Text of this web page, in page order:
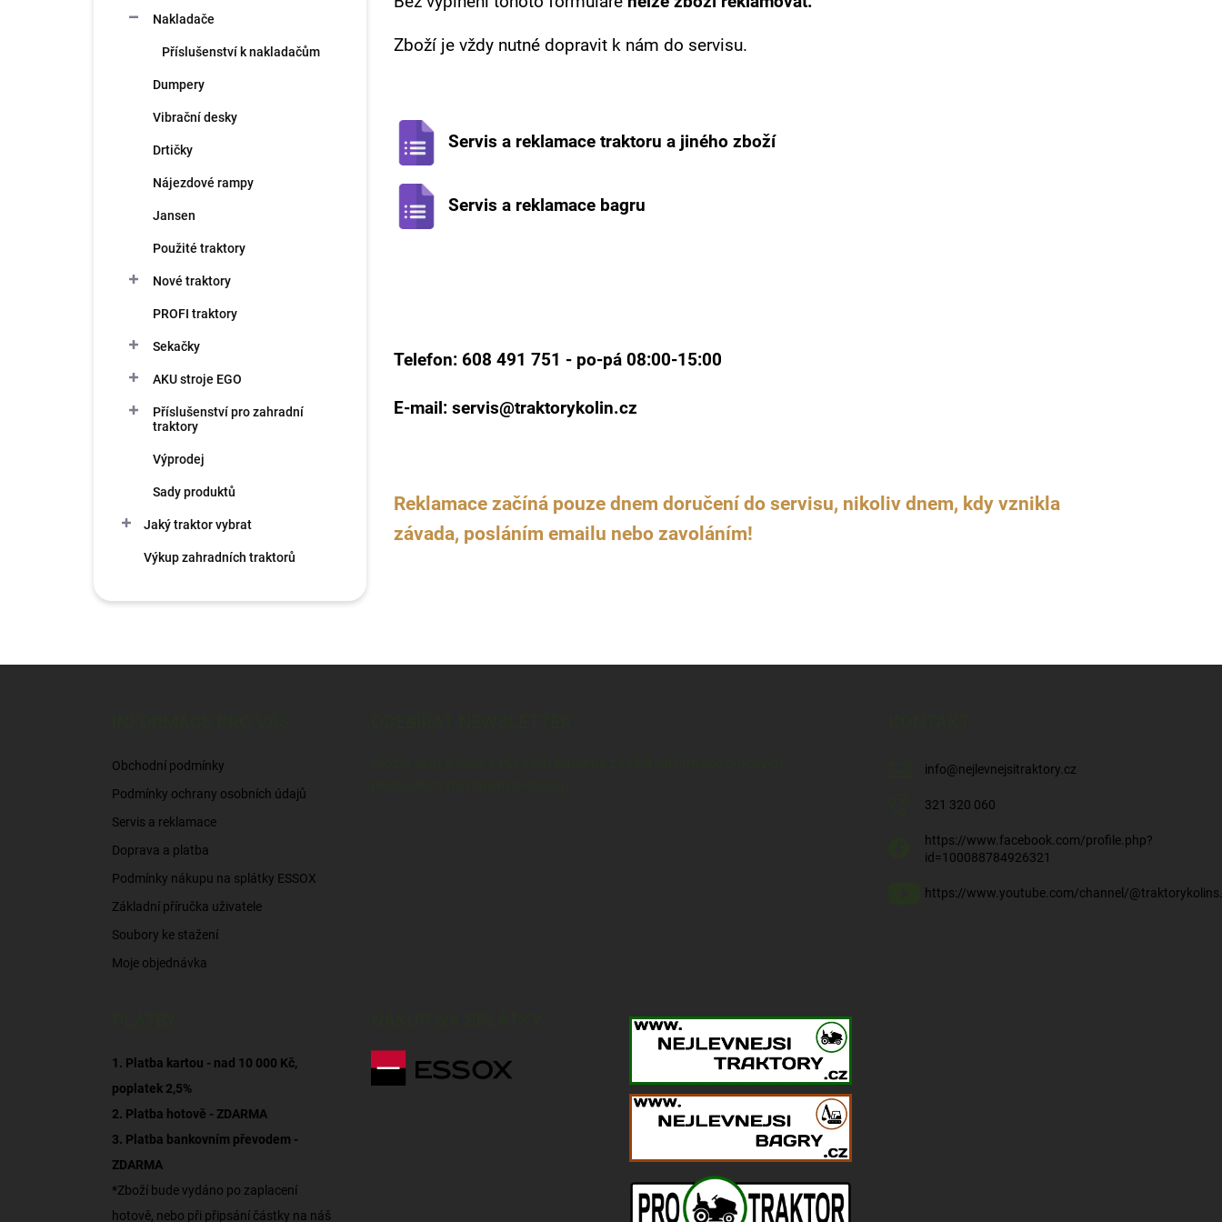
Nakladače
Příslušenství k nakladačům
Dumpery
Vibrační desky
Drtičky
Nájezdové rampy
Jansen
Použité traktory
Nové traktory
PROFI traktory
Sekačky
AKU stroje EGO
Příslušenství pro zahradní
traktory
Výprodej
Sady produktů
Jaký traktor vybrat
Výkup zahradních traktorů
Zboží je vždy nutné dopravit k nám do servisu.
Servis a reklamace traktoru a jiného zboží
Servis a reklamace bagru
Telefon: 608 491 751 - po-pá 08:00-15:00
E-mail: servis@traktorykolin.cz
Reklamace začíná pouze dnem doručení do servisu, nikoliv dnem, kdy vznikla
závada, posláním emailu nebo zavoláním!
Obchodní podmínky
Podmínky ochrany osobních údajů
Servis a reklamace
Doprava a platba
Podmínky nákupu na splátky ESSOX
Základní příručka uživatele
Soubory ke stažení
Moje objednávka
info@nejlevnejsitraktory.cz
321 320 060
https://www.facebook.com/profile.php?
id=100088784926321
https://www.youtube.com/channel/
1. Platba kartou - nad 10 000 Kč,
poplatek 2,5%
2. Platba hotově - ZDARMA
3. Platba bankovním převodem -
ZDARMA
*Zboží bude vydáno po zaplacení
hotově, nebo při připsání částky na náš